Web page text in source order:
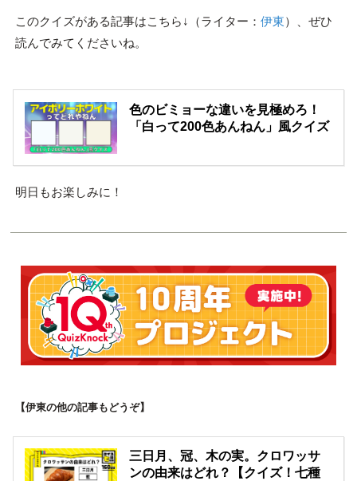
このクイズがある記事はこちら↓（ライター： 伊東）、ぜひ
読んでみてくださいね。
色のビミョーな違いを見極めろ！
「白って200色あんねん」風クイズ
明日もお楽しみに！
【伊東の他の記事もどうぞ】
三日月、冠、木の実。クロワッサ
ンの由来はどれ？【クイズ！七種